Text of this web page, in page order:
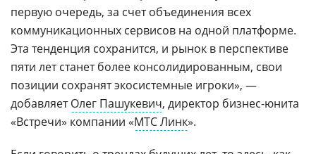
первую очередь, за счет объединения всех
коммуникационных сервисов на одной платформе.
Эта тенденция сохранится, и рынок в перспективе
пяти лет станет более консолидированным, свои
позиции сохранят экосистемные игроки», —
добавляетОлег Пашукевич, директор бизнес-юнита
«Встречи» компании «МТС Линк».